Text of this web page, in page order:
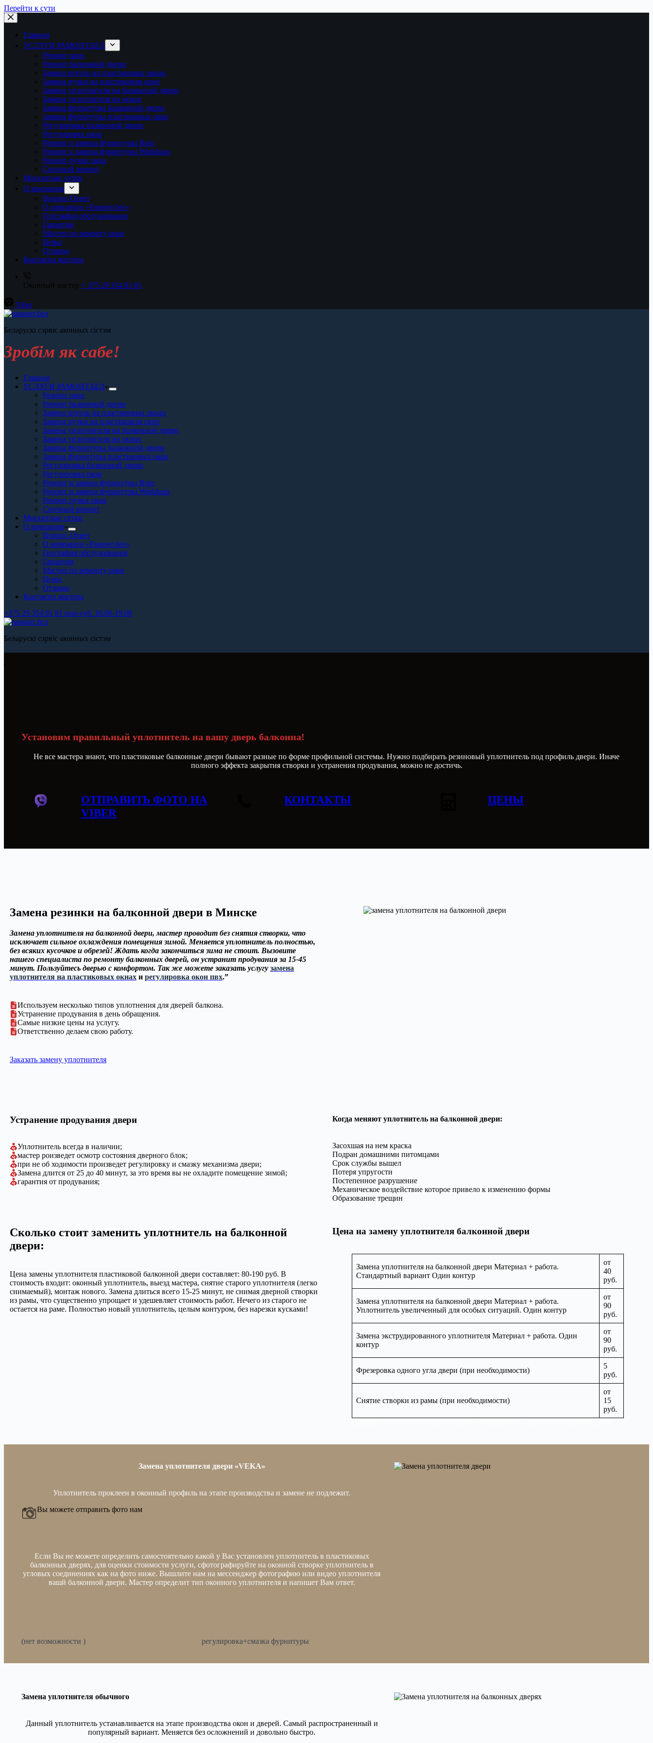
Перейти к сути
Главная
УСЛУГИ РАМОНТ.БЕЛ
Ремонт окон
Ремонт балконной двери
Замена петель на пластиковых окнах
Замена ручки на пластиковом окне
Замена уплотнителя на балконной двери
Замена уплотнителя на окнах
Замена фурнитуры балконной двери
Замена фурнитуры пластиковых окон
Регулировка балконной двери
Регулировка окон
Ремонт и замена фурнитуры Roto
Ремонт и замена фурнитуры Winkhaus
Ремонт ручки окна
Срочный ремонт
Москитные сетки
О компании
Вопрос-Ответ
О компании «Рамонт.бел»
География обслуживания
Гарантия
Мастер по ремонту окон
Цены
Отзывы
Контакты мастера
Оконный мастер + 375 29 354 81 81
Viber
Беларускі сэрвіс аконных сістэм
Зробiм як сабе!
Главная
УСЛУГИ РАМОНТ.БЕЛ
Ремонт окон
Ремонт балконной двери
Замена петель на пластиковых окнах
Замена ручки на пластиковом окне
Замена уплотнителя на балконной двери
Замена уплотнителя на окнах
Замена фурнитуры балконной двери
Замена фурнитуры пластиковых окон
Регулировка балконной двери
Регулировка окон
Ремонт и замена фурнитуры Roto
Ремонт и замена фурнитуры Winkhaus
Ремонт ручки окна
Срочный ремонт
Москитные сетки
О компании
Вопрос-Ответ
О компании «Рамонт.бел»
География обслуживания
Гарантия
Мастер по ремонту окон
Цены
Отзывы
Контакты мастера
+375 29 354 81 81 пон-суб. 10.00-19.00
Беларускі сэрвіс аконных сістэм
Установим правильный уплотнитель на вашу дверь балконна!
Не все мастера знают, что пластиковые балконные двери бывают разные по форме профильной системы. Нужно подбирать резиновый уплотнитель под профиль двери. Иначе
полного эффекта закрытия створки и устранения продувания, можно не достичь.
ОТПРАВИТЬ ФОТО НА
VIBER
КОНТАКТЫ ЦЕНЫ
Замена резинки на балконной двери в Минске
Замена уплотнителя на балконной двери, мастер проводит без снятия створки, что
исключает сильное охлаждения помещения зимой. Меняется уплотнитель полностью,
без всяких кусочков и обрезей! Ждать когда закончиться зима не стоит. Вызовите
нашего специалиста по ремонту балконных дверей, он устранит продувания за 15-45
минут. Пользуйтесь дверью с комфортом. Так же можете заказать услугу замена
уплотнителя на пластиковых окнах и регулировка окон пвх.”
Используем несколько типов уплотнения для дверей балкона.
Устранение продувания в день обращения.
Самые низкие цены на услугу.
Ответственно делаем свою работу.
Заказать замену уплотнителя
Устранение продувания двери
Уплотнитель всегда в наличии;
мастер роизведет осмотр состояния дверного блок;
при не об ходимости произведет регулировку и смазку механизма двери;
Замена длится от 25 до 40 минут, за это время вы не охладите помещение зимой;
гарантия от продувания;
Когда меняют уплотнитель на балконной двери:
Засохшая на нем краска
Подран домашними питомцами
Срок службы вышел
Потеря упругости
Постепенное разрушение
Механическое воздействие которое привело к изменению формы
Образование трещин
Сколько стоит заменить уплотнитель на балконной
двери:
Цена замены уплотнителя пластиковой балконной двери составляет: 80-190 руб. В
стоимость входит: оконный уплотнитель, выезд мастера, снятие старого уплотнителя (легко
снимаемый), монтаж нового. Замена длиться всего 15-25 минут, не снимая дверной створки
из рамы, что существенно упрощает и удешевляет стоимость работ. Нечего из старого не
остается на раме. Полностью новый уплотнитель, целым контуром, без нарезки кусками!
Цена на замену уплотнителя балконной двери
Замена уплотнителя на балконной двери Материал + работа.
Стандартный вариант Один контур
от
40
руб.
Замена уплотнителя на балконной двери Материал + работа.
Уплотнитель увеличенный для особых ситуаций. Один контур
от
90
руб.
Замена экструдированного уплотнителя Материал + работа. Один
контур
от
90
руб.
Фрезеровка одного угла двери (при необходимости)
5
руб.
Снятие створки из рамы (при необходимости)
от
15
руб.
Замена уплотнителя двери «VEKA»
Уплотнитель проклеен в оконный профиль на этапе производства и замене не подлежит.
Вы можете отправить фото нам
Если Вы не можете определить самостоятельно какой у Вас установлен уплотнитель в пластиковых
балконных дверях, для оценки стоимости услуги, сфотографируйте на оконной створке уплотнитель в
угловых соединениях как на фото ниже. Вышлите нам на мессенджер фотографию или видео уплотнителя
вашй балконной двери. Мастер определит тип оконного уплотнителя и напишет Вам ответ.
(нет возможности ) регулировка+смазка фурнитуры
Замена уплотнителя обычного
Данный уплотнитель устанавливается на этапе производства окон и дверей. Самый распространенный и
популярный вариант. Меняется без осложнений и довольно быстро.